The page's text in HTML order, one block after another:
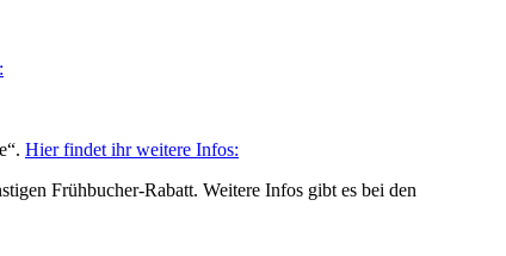
Hier findet ihr weitere Infos:
Frühbucher-Rabatt. Weitere Infos gibt es bei den